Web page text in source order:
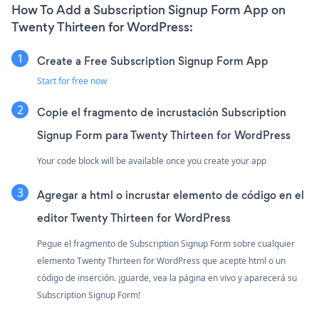
How To Add a Subscription Signup Form App on
Twenty Thirteen for WordPress:
Create a Free Subscription Signup Form App
Start for free now
Copie el fragmento de incrustación Subscription
Signup Form para Twenty Thirteen for WordPress
Your code block will be available once you create your app
Agregar a html o incrustar elemento de código en el
editor Twenty Thirteen for WordPress
Pegue el fragmento de Subscription Signup Form sobre cualquier
elemento Twenty Thirteen for WordPress que acepte html o un
código de inserción. ¡guarde, vea la página en vivo y aparecerá su
Subscription Signup Form!